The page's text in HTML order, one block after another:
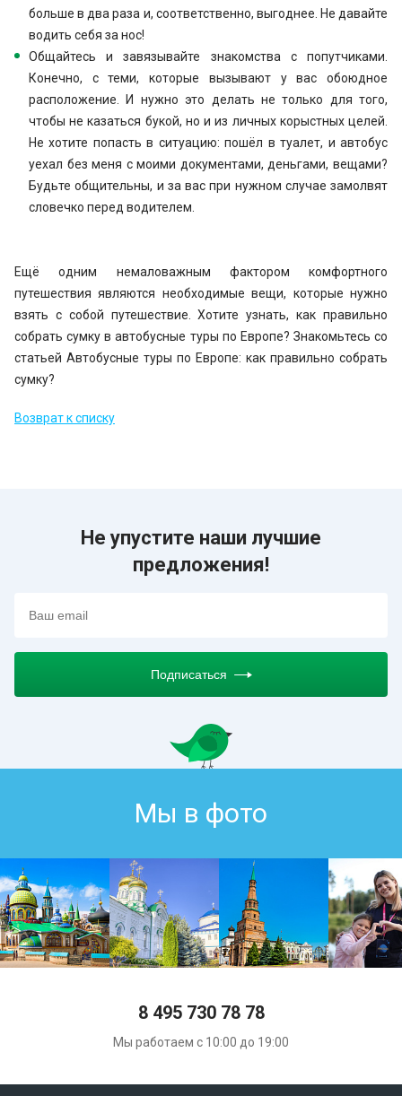
больше в два раза и, соответственно, выгоднее. Не давайте
водить себя за нос!
Общайтесь и завязывайте знакомства с попутчиками.
Конечно, с теми, которые вызывают у вас обоюдное
расположение. И нужно это делать не только для того,
чтобы не казаться букой, но и из личных корыстных целей.
Не хотите попасть в ситуацию: пошёл в туалет, и автобус
уехал без меня с моими документами, деньгами, вещами?
Будьте общительны, и за вас при нужном случае замолвят
словечко перед водителем.
Ещё одним немаловажным фактором комфортного
путешествия являются необходимые вещи, которые нужно
взять с собой путешествие. Хотите узнать, как правильно
собрать сумку в автобусные туры по Европе? Знакомьтесь со
статьей Автобусные туры по Европе: как правильно собрать
сумку?
Возврат к списку
Не упустите наши лучшие
предложения!
Подписаться
Мы в фото
8 495 730 78 78
Мы работаем с 10:00 до 19:00